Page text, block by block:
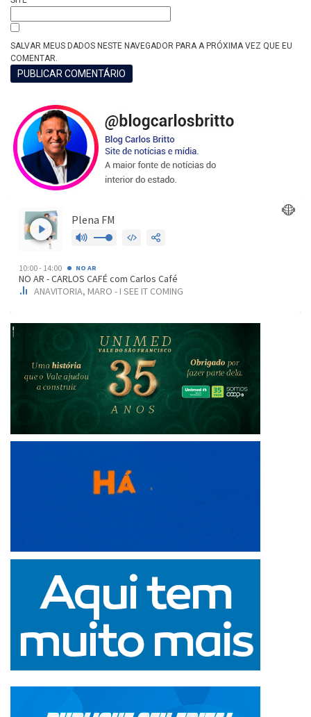
SALVAR MEUS DADOS NESTE NAVEGADOR PARA A PRÓXIMA VEZ QUE EU
COMENTAR.